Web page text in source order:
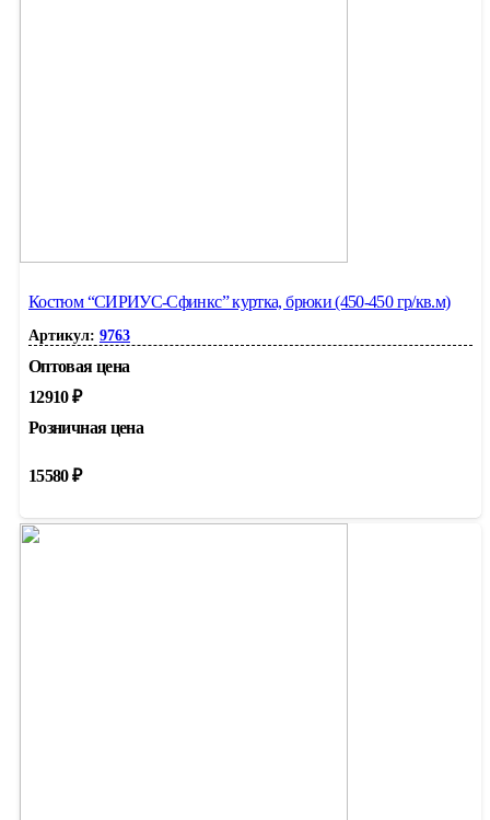
Костюм “СИРИУС-Сфинкс” куртка, брюки (450-450 гр/кв.м)
Артикул: 9763
Оптовая цена
12910₽
Розничная цена
15580₽